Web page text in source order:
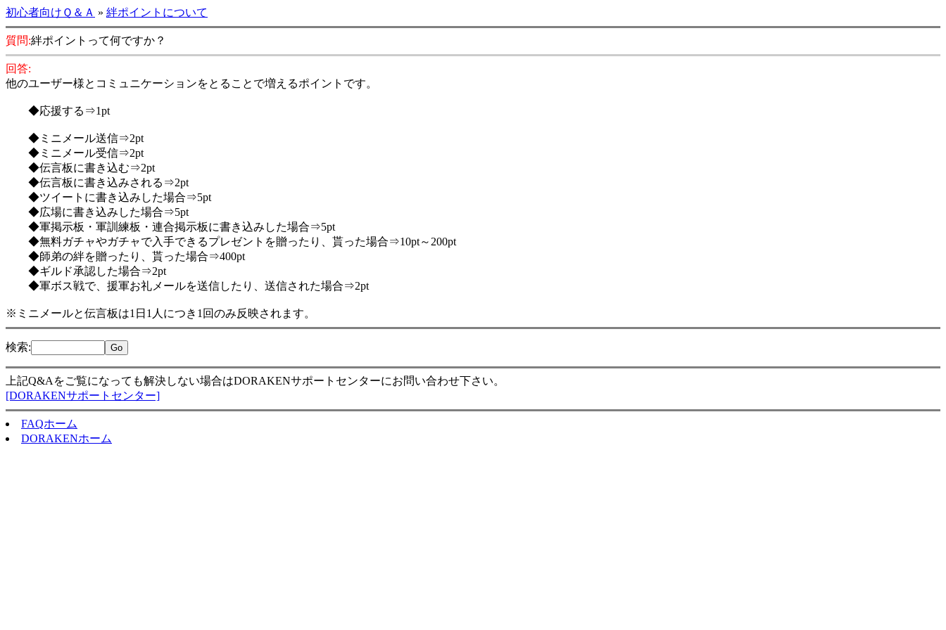
初心者向けＱ＆Ａ » 絆ポイントについて
質問:絆ポイントって何ですか？
回答:
他のユーザー様とコミュニケーションをとることで増えるポイントです。
◆応援する⇒1pt
◆ミニメール送信⇒2pt
◆ミニメール受信⇒2pt
◆伝言板に書き込む⇒2pt
◆伝言板に書き込みされる⇒2pt
◆ツイートに書き込みした場合⇒5pt
◆広場に書き込みした場合⇒5pt
◆軍掲示板・軍訓練板・連合掲示板に書き込みした場合⇒5pt
◆無料ガチャやガチャで入手できるプレゼントを贈ったり、貰った場合⇒10pt～200pt
◆師弟の絆を贈ったり、貰った場合⇒400pt
◆ギルド承認した場合⇒2pt
◆軍ボス戦で、援軍お礼メールを送信したり、送信された場合⇒2pt
※ミニメールと伝言板は1日1人につき1回のみ反映されます。
検索:
上記Q&Aをご覧になっても解決しない場合はDORAKENサポートセンターにお問い合わせ下さい。
[DORAKENサポートセンター]
FAQホーム
DORAKENホーム